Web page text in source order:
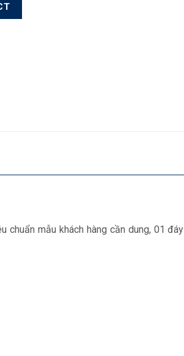
chuẩn mẫu khách hàng cần dung, 01 đáy